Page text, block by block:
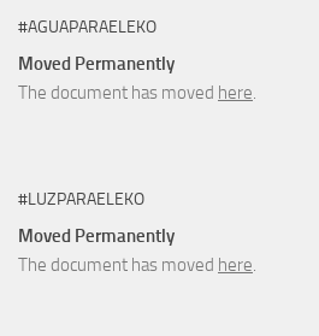
#AGUAPARAELEKO
Moved Permanently
The document has moved here.
#LUZPARAELEKO
Moved Permanently
The document has moved here.